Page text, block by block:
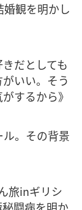
観を明かし
だとしても
いい。そう
するから》
ル。その背景
旅inギリシ